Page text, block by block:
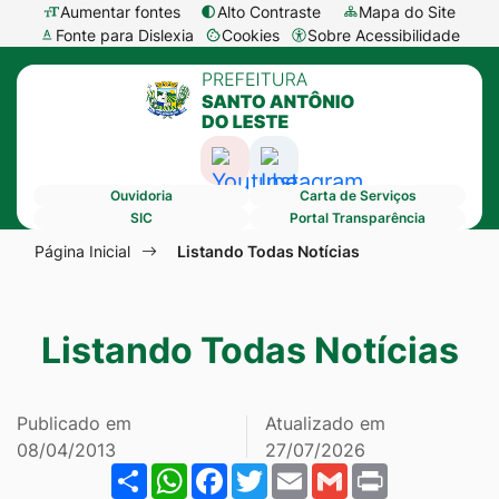
Seção
de
acessibilidade
Ir
para
o
a
busca
Aumentar fontes Alto Contraste
Mapa do Site
Fonte para Dislexia
Cookies
Abrir
preferências
de
cookies
Sobre Acessibilidade
Acessar
Rede
Acessar
Rede
Ouvidoria
Carta de Serviços
SIC
Portal Transparência
Seção
principal
Página Inicial Listando Todas Notícias
Listando Todas Notícias
Publicado em
08/04/2013
Atualizado em
27/07/2026
ShareWhatsApp
Facebook
Twitter
EmailGmail